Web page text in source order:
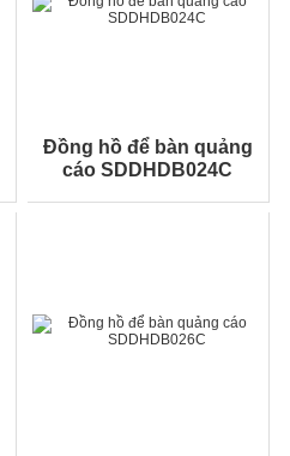
Đồng hồ để bàn quảng
cáo SDDHDB024C